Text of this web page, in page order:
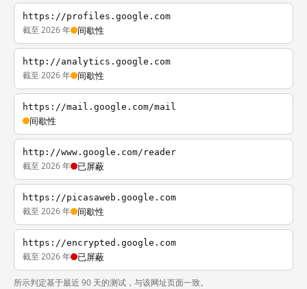
https://profiles.google.com
截至 2026 年 间歇性
http://analytics.google.com
截至 2026 年 间歇性
https://mail.google.com/mail
间歇性
http://www.google.com/reader
截至 2026 年 已屏蔽
https://picasaweb.google.com
截至 2026 年 间歇性
https://encrypted.google.com
截至 2026 年 已屏蔽
所示判定基于最近 90 天的测试，与该网址页面一致。